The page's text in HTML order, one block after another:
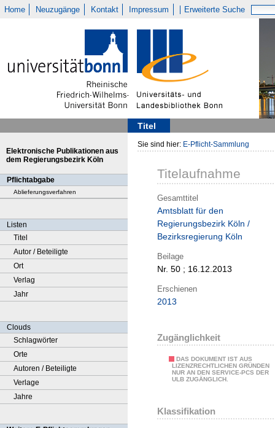
Home Neuzugänge Kontakt Impressum Erweiterte Suche
Titel
Elektronische Publikationen aus
dem Regierungsbezirk Köln
Pflichtabgabe
Ablieferungsverfahren
Listen
Titel
Autor / Beteiligte
Ort
Verlag
Jahr
Clouds
Schlagwörter
Orte
Autoren / Beteiligte
Verlage
Jahre
Sie sind hier: E-Pflicht-Sammlung
Titelaufnahme
Gesamttitel
Amtsblatt für den
Regierungsbezirk Köln /
Bezirksregierung Köln
Beilage
Nr. 50 ; 16.12.2013
Erschienen
2013
Zugänglichkeit
DAS DOKUMENT IST AUS
LIZENZRECHTLICHEN GRÜNDEN
NUR AN DEN SERVICE-PCS DER
ULB ZUGÄNGLICH.
Klassifikation